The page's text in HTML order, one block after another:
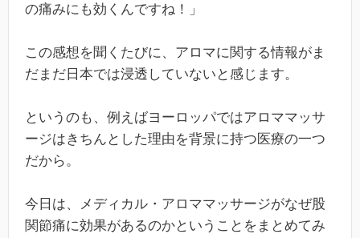
の痛みにも効くんですね！」
この感想を聞くたびに、アロマに関する情報がま
だまだ日本では浸透していないと感じます。
というのも、例えばヨーロッパではアロママッサ
ージはきちんとした理由を背景に持つ医療の一つ
だから。
今日は、メディカル・アロママッサージがなぜ股
関節痛に効果があるのかということをまとめてみ